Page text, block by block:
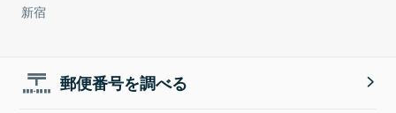
新宿
郵便番号を調べる